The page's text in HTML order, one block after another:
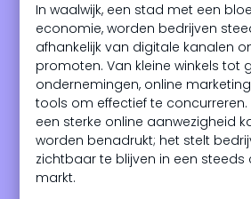
In waalwijk, een stad met een
economie, worden bedrijven
afhankelijk van digitale kanalen
promoten. Van kleine winkels tot
ondernemingen, online
tools om effectief te
een sterke online aanwezigheid
worden benadrukt; het stelt
zichtbaar te blijven in een
markt.